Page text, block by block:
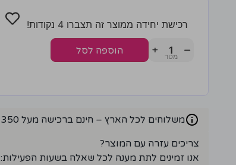
רכישת יחידה ממוצר זה תצברו 4 נקודות!
−
+ הוספה לסל
משלוחים לכל הארץ – חינם ברכישה מעל 350 ש״ח
צריכים עזרה עם המוצר?
אנו זמינים לתת מענה לכל שאלה בשעות הפעילות: